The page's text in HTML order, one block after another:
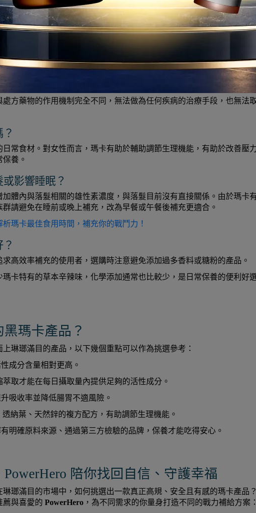
少數會因消化道敏感而出現輕微脹氣或不適。建議避免空腹食用，選擇
？
方藥物的作用機制完全不同，無法做為任何疾病的治療手段，也無法
常食材。對女性而言，瑪卡有助於輔助調節生理機能，有助於改善壓
養。
影響睡眠？
體內與落髮相關的雄性素濃度，與落髮目前沒有直接關係。由於瑪卡
請避免在睡前或晚上補充，改為早餐或午餐後補充更適合。
瑪卡最佳食用時間，補充你的戰鬥力！
高效率補充的使用者，選購時注意避免添加過多香料或糖粉的產品。
卡特有的草本辛辣味，化學添加通常也比較少，是日常保養的便利好
瑪卡產品？
琳瑯滿目的產品，以下幾個重點可以作為挑選參考：
性成分含量相對更高。
萃取才能在每日攝取量內提供足夠的活性成分。
升吸收率並降低腸胃不適風險。
透納葉、天然鋅的複方配方，有助調節生理機能。
有明確原料來源、通過第三方檢驗的品牌，保養才能吃得安心。
陪你找回自信、守護幸福
瑯滿目的市場中，如何挑選出一款真正高規、安全且有感的瑪卡產品
薦與喜愛的 PowerHero ，為不同需求的你量身打造不同的戰力補給方案